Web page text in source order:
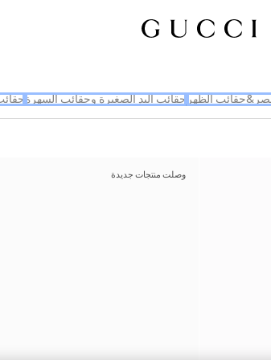
الظهر حقائب اليد الصغيرة وحقائب السهرة
وصلت منتجات جديدة